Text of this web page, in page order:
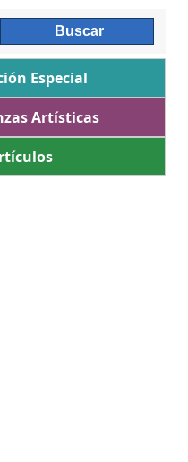
Especial
Artísticas